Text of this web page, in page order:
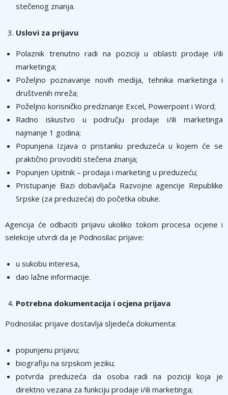
stečenog znanja.
Uslovi za prijavu
Polaznik trenutno radi na poziciji u oblasti prodaje i/ili
marketinga;
Poželјno poznavanje novih medija, tehnika marketinga i
društvenih mreža;
Poželјno korisničko predznanje Excel, Powerpoint i Word;
Radno iskustvo u području prodaje i/ili marketinga
najmanje 1 godina;
Popunjena Izjava o pristanku preduzeća u kojem će se
praktično provoditi stečena znanja;
Popunjen Upitnik – prodaja i marketing u preduzeću;
Pristupanje Bazi dobavlјača Razvojne agencije Republike
Srpske (za preduzeća) do početka obuke.
Agencija će odbaciti prijavu ukoliko tokom procesa ocjene i
selekcije utvrdi da je Podnosilac prijave:
u sukobu interesa,
dao lažne informacije.
Potrebna dokumentacija i ocjena prijava
Podnosilac prijave dostavlјa slјedeća dokumenta:
popunjenu prijavu;
biografiju na srpskom jeziku;
potvrda preduzeća da osoba radi na poziciji koja je
direktno vezana za funkciju prodaje i/ili marketinga;